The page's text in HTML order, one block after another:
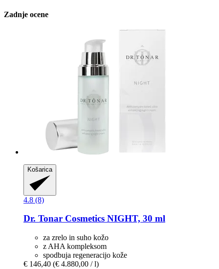
Zadnje ocene
Košarica
4.8 (8)
Dr. Tonar Cosmetics NIGHT, 30 ml
za zrelo in suho kožo
z AHA kompleksom
spodbuja regeneracijo kože
€ 146,40 (€ 4.880,00 / l)